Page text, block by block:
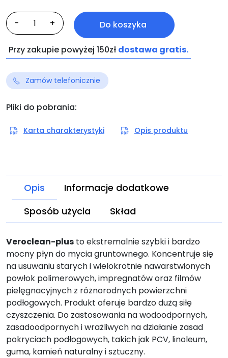
-
ilość
Veroclean-
plus
+ Do koszyka
Przy zakupie powyżej 150zł dostawa gratis.
Zamów telefonicznie
Pliki do pobrania:
Karta charakterystyki Opis produktu
Opis
Informacje dodatkowe
Sposób użycia
Skład
Veroclean-plus to ekstremalnie szybki i bardzo
mocny płyn do mycia gruntownego. Koncentruje się
na usuwaniu starych i wielokrotnie nawarstwionych
powłok polimerowych, impregnatów oraz filmów
pielęgnacyjnych z różnorodnych powierzchni
podłogowych. Produkt oferuje bardzo dużą siłę
czyszczenia. Do zastosowania na wodoodpornych,
zasadoodpornych i wrażliwych na działanie zasad
pokryciach podłogowych, takich jak PCV, linoleum,
guma, kamień naturalny i sztuczny.